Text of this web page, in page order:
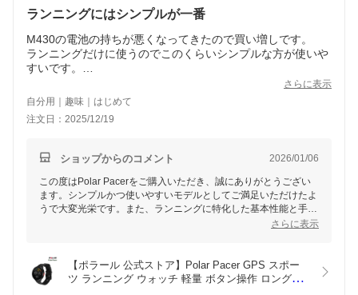
ランニングにはシンプルが一番
M430の電池の持ちが悪くなってきたので買い増しです。
ランニングだけに使うのでこのくらいシンプルな方が使いや
すいです。
多機能化も良いですが、価格にも反映してしまうので、こう
いった比較的手に取りやすい質実剛健的モデルが今後も続く
ことを期待します。
さらに表示
自分用｜趣味｜はじめて
注文日：2025/12/19
ショップからのコメント 2026/01/06
この度はPolar Pacerをご購入いただき、誠にありがとうござい
ます。シンプルかつ使いやすいモデルとしてご満足いただけたよ
うで大変光栄です。また、ランニングに特化した基本性能と手軽
な価格設定が評価いただけたこと、大変嬉しく思います。
よう、努力してまいります。貴重なご意見をありがとうございま
した。ランニングのお供としてぜひご活用いただけますと幸いで
す。
さらに表示
【ポラール 公式ストア】Polar Pacer GPS スポー
ツ ランニング ウォッチ 軽量 ボタン操作 ロングバ